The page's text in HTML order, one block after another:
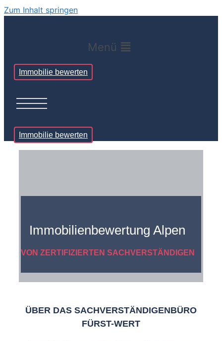
Zum Inhalt springen
Menü
Immobilie bewerten
Immobilie bewerten
Immobilienbewertung Alpen
VON ZERTIFIZIERTEN SACHVERSTÄNDIGEN
ÜBER DAS SACHVERSTÄNDIGENBÜRO
FÜRST-WERT